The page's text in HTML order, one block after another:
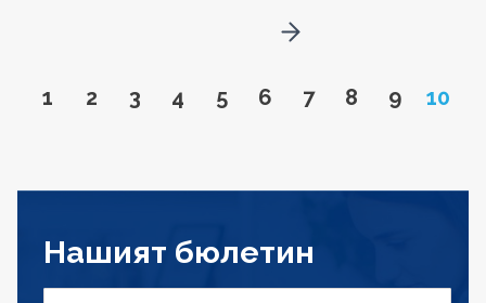
Go to page
1 Go to page
2 Go to page
3 Go to page
4 Go to page
5 Go to page
6 Go to page
7 Go to page
8 Go to
9 Page
10
Go to next page
Нашият бюлетин